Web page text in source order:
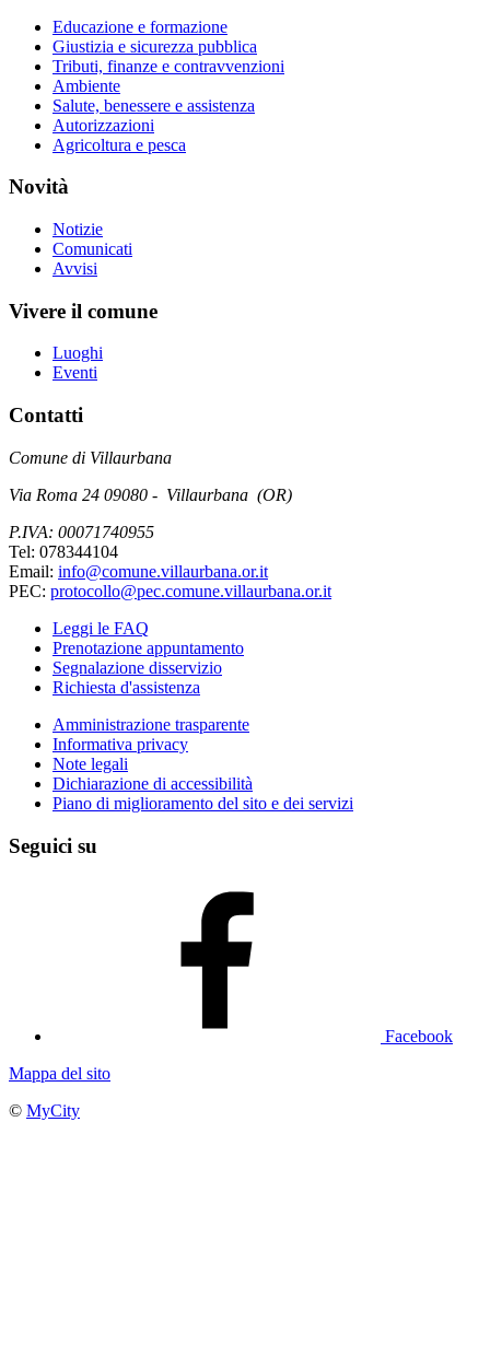
Educazione e formazione
Giustizia e sicurezza pubblica
Tributi, finanze e contravvenzioni
Ambiente
Salute, benessere e assistenza
Autorizzazioni
Agricoltura e pesca
Novità
Notizie
Comunicati
Avvisi
Vivere il comune
Luoghi
Eventi
Contatti
Comune di Villaurbana
Via Roma 24 09080 - Villaurbana (OR)
P.IVA: 00071740955
Tel: 078344104
Email: info@comune.villaurbana.or.it
PEC: protocollo@pec.comune.villaurbana.or.it
Leggi le FAQ
Prenotazione appuntamento
Segnalazione disservizio
Richiesta d'assistenza
Amministrazione trasparente
Informativa privacy
Note legali
Dichiarazione di accessibilità
Piano di miglioramento del sito e dei servizi
Seguici su
Facebook
Mappa del sito
© MyCity